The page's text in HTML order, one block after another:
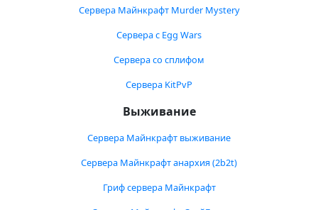
Сервера Майнкрафт Murder Mystery
Сервера с Egg Wars
Сервера со сплифом
Сервера KitPvP
Выживание
Сервера Майнкрафт выживание
Сервера Майнкрафт анархия (2b2t)
Гриф сервера Майнкрафт